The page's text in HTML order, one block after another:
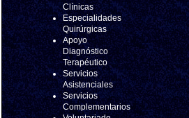
Clínicas
Especialidades
Quirúrgicas
Apoyo
Diagnóstico
Terapéutico
Servicios
Asistenciales
Servicios
Complementarios